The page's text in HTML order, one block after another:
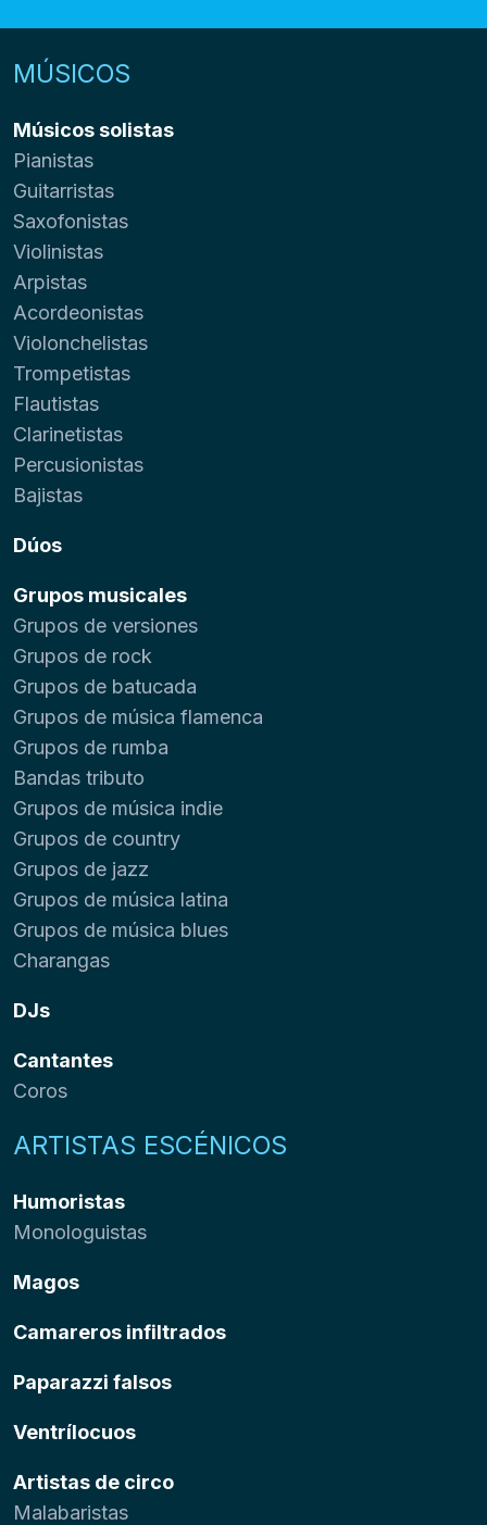
MÚSICOS
Músicos solistas
Pianistas
Guitarristas
Saxofonistas
Violinistas
Arpistas
Acordeonistas
Violonchelistas
Trompetistas
Flautistas
Clarinetistas
Percusionistas
Bajistas
Dúos
Grupos musicales
Grupos de versiones
Grupos de rock
Grupos de batucada
Grupos de música flamenca
Grupos de rumba
Bandas tributo
Grupos de música indie
Grupos de country
Grupos de jazz
Grupos de música latina
Grupos de música blues
Charangas
DJs
Cantantes
Coros
ARTISTAS ESCÉNICOS
Humoristas
Monologuistas
Magos
Camareros infiltrados
Paparazzi falsos
Ventrílocuos
Artistas de circo
Malabaristas